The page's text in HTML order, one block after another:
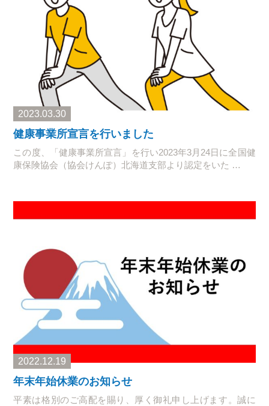
2023.03.30
健康事業所宣言を行いました
この度、「健康事業所宣言」を行い2023年3月24日に全国健
康保険協会（協会けんぽ）北海道支部より認定をいた …
2022.12.19
年末年始休業のお知らせ
平素は格別のご高配を賜り、厚く御礼申し上げます。誠に